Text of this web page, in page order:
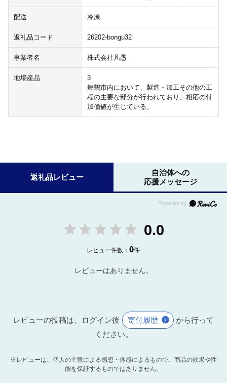
配送 冷凍
返礼品コード 26202-bongu32
事業者名 株式会社凡愚
地場産品
3
舞鶴市内において、製造・加工その他の工
程の主要な部分が行われており、相応の付
加価値が生じている。
返礼品レビュー
自治体への
応援メッセージ
0.0
レビュー件数：0件
レビューはありません。
レビューの投稿は、ログイン後 寄付履歴
から行って
ください。
※レビューは、個人の主観による感想・体感によるもので、商品の効果や性
能を保証するものではありません。